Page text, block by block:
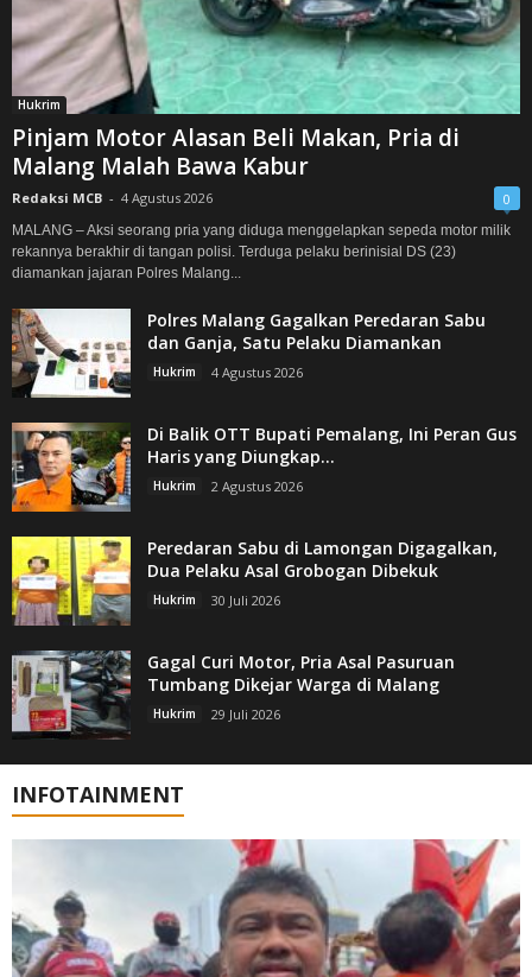
Hukrim
Pinjam Motor Alasan Beli Makan, Pria di
Malang Malah Bawa Kabur
Redaksi MCB - 4 Agustus 2026 0
MALANG – Aksi seorang pria yang diduga menggelapkan sepeda motor milik
rekannya berakhir di tangan polisi. Terduga pelaku berinisial DS (23)
diamankan jajaran Polres Malang...
Polres Malang Gagalkan Peredaran Sabu
dan Ganja, Satu Pelaku Diamankan
Hukrim 4 Agustus 2026
Di Balik OTT Bupati Pemalang, Ini Peran Gus
Haris yang Diungkap...
Hukrim 2 Agustus 2026
Peredaran Sabu di Lamongan Digagalkan,
Dua Pelaku Asal Grobogan Dibekuk
Hukrim 30 Juli 2026
Gagal Curi Motor, Pria Asal Pasuruan
Tumbang Dikejar Warga di Malang
Hukrim 29 Juli 2026
INFOTAINMENT